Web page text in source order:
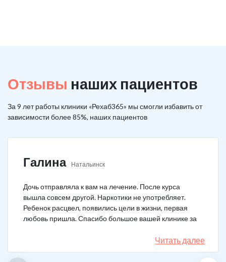
Отзывы наших пациентов
За 9 лет работы клиники «Рехаб365» мы смогли избавить от
зависимости более 85%, наших пациентов
Галина Натальинск
Дочь отправляла к вам на лечение. После курса
вышла совсем другой. Наркотики не употребляет.
Ребенок расцвел, появились цели в жизни, первая
любовь пришла. Спасибо большое вашей клинике за
Читать далее